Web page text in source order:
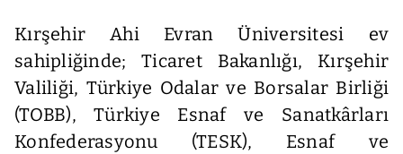
İLETİŞİM
Kırşehir Ahi Evran Üniversitesi ev
sahipliğinde; Ticaret Bakanlığı, Kırşehir
Valiliği, Türkiye Odalar ve Borsalar Birliği
(TOBB), Türkiye Esnaf ve Sanatkârları
Konfederasyonu (TESK), Esnaf ve